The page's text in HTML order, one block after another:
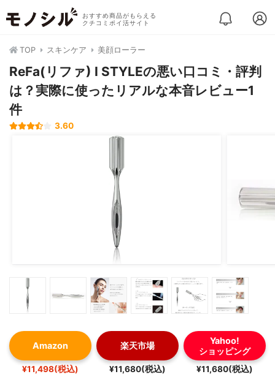
おすすめ商品がもらえる
クチコミポイ活サイト
TOP スキンケア 美顔ローラー
ReFa(リファ) I STYLEの悪い口コミ・評判
は？実際に使ったリアルな本音レビュー1
件
3.60
Amazon
¥11,498(税込)
楽天市場
¥11,680(税込)
Yahoo!
ショッピング
¥11,680(税込)